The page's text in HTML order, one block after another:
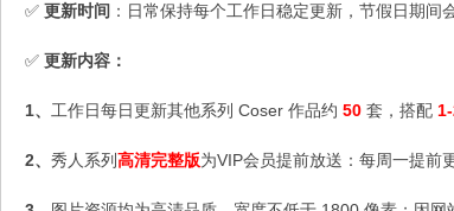
✅ 更新时间 ：日常保持每个工作日稳定更新，节假日期间
✅ 更新内容：
1、 工作日每日更新其他系列 Coser 作品约 50 套，搭配
2、 秀人系列高清完整版为VIP会员提前放送：每周一提前